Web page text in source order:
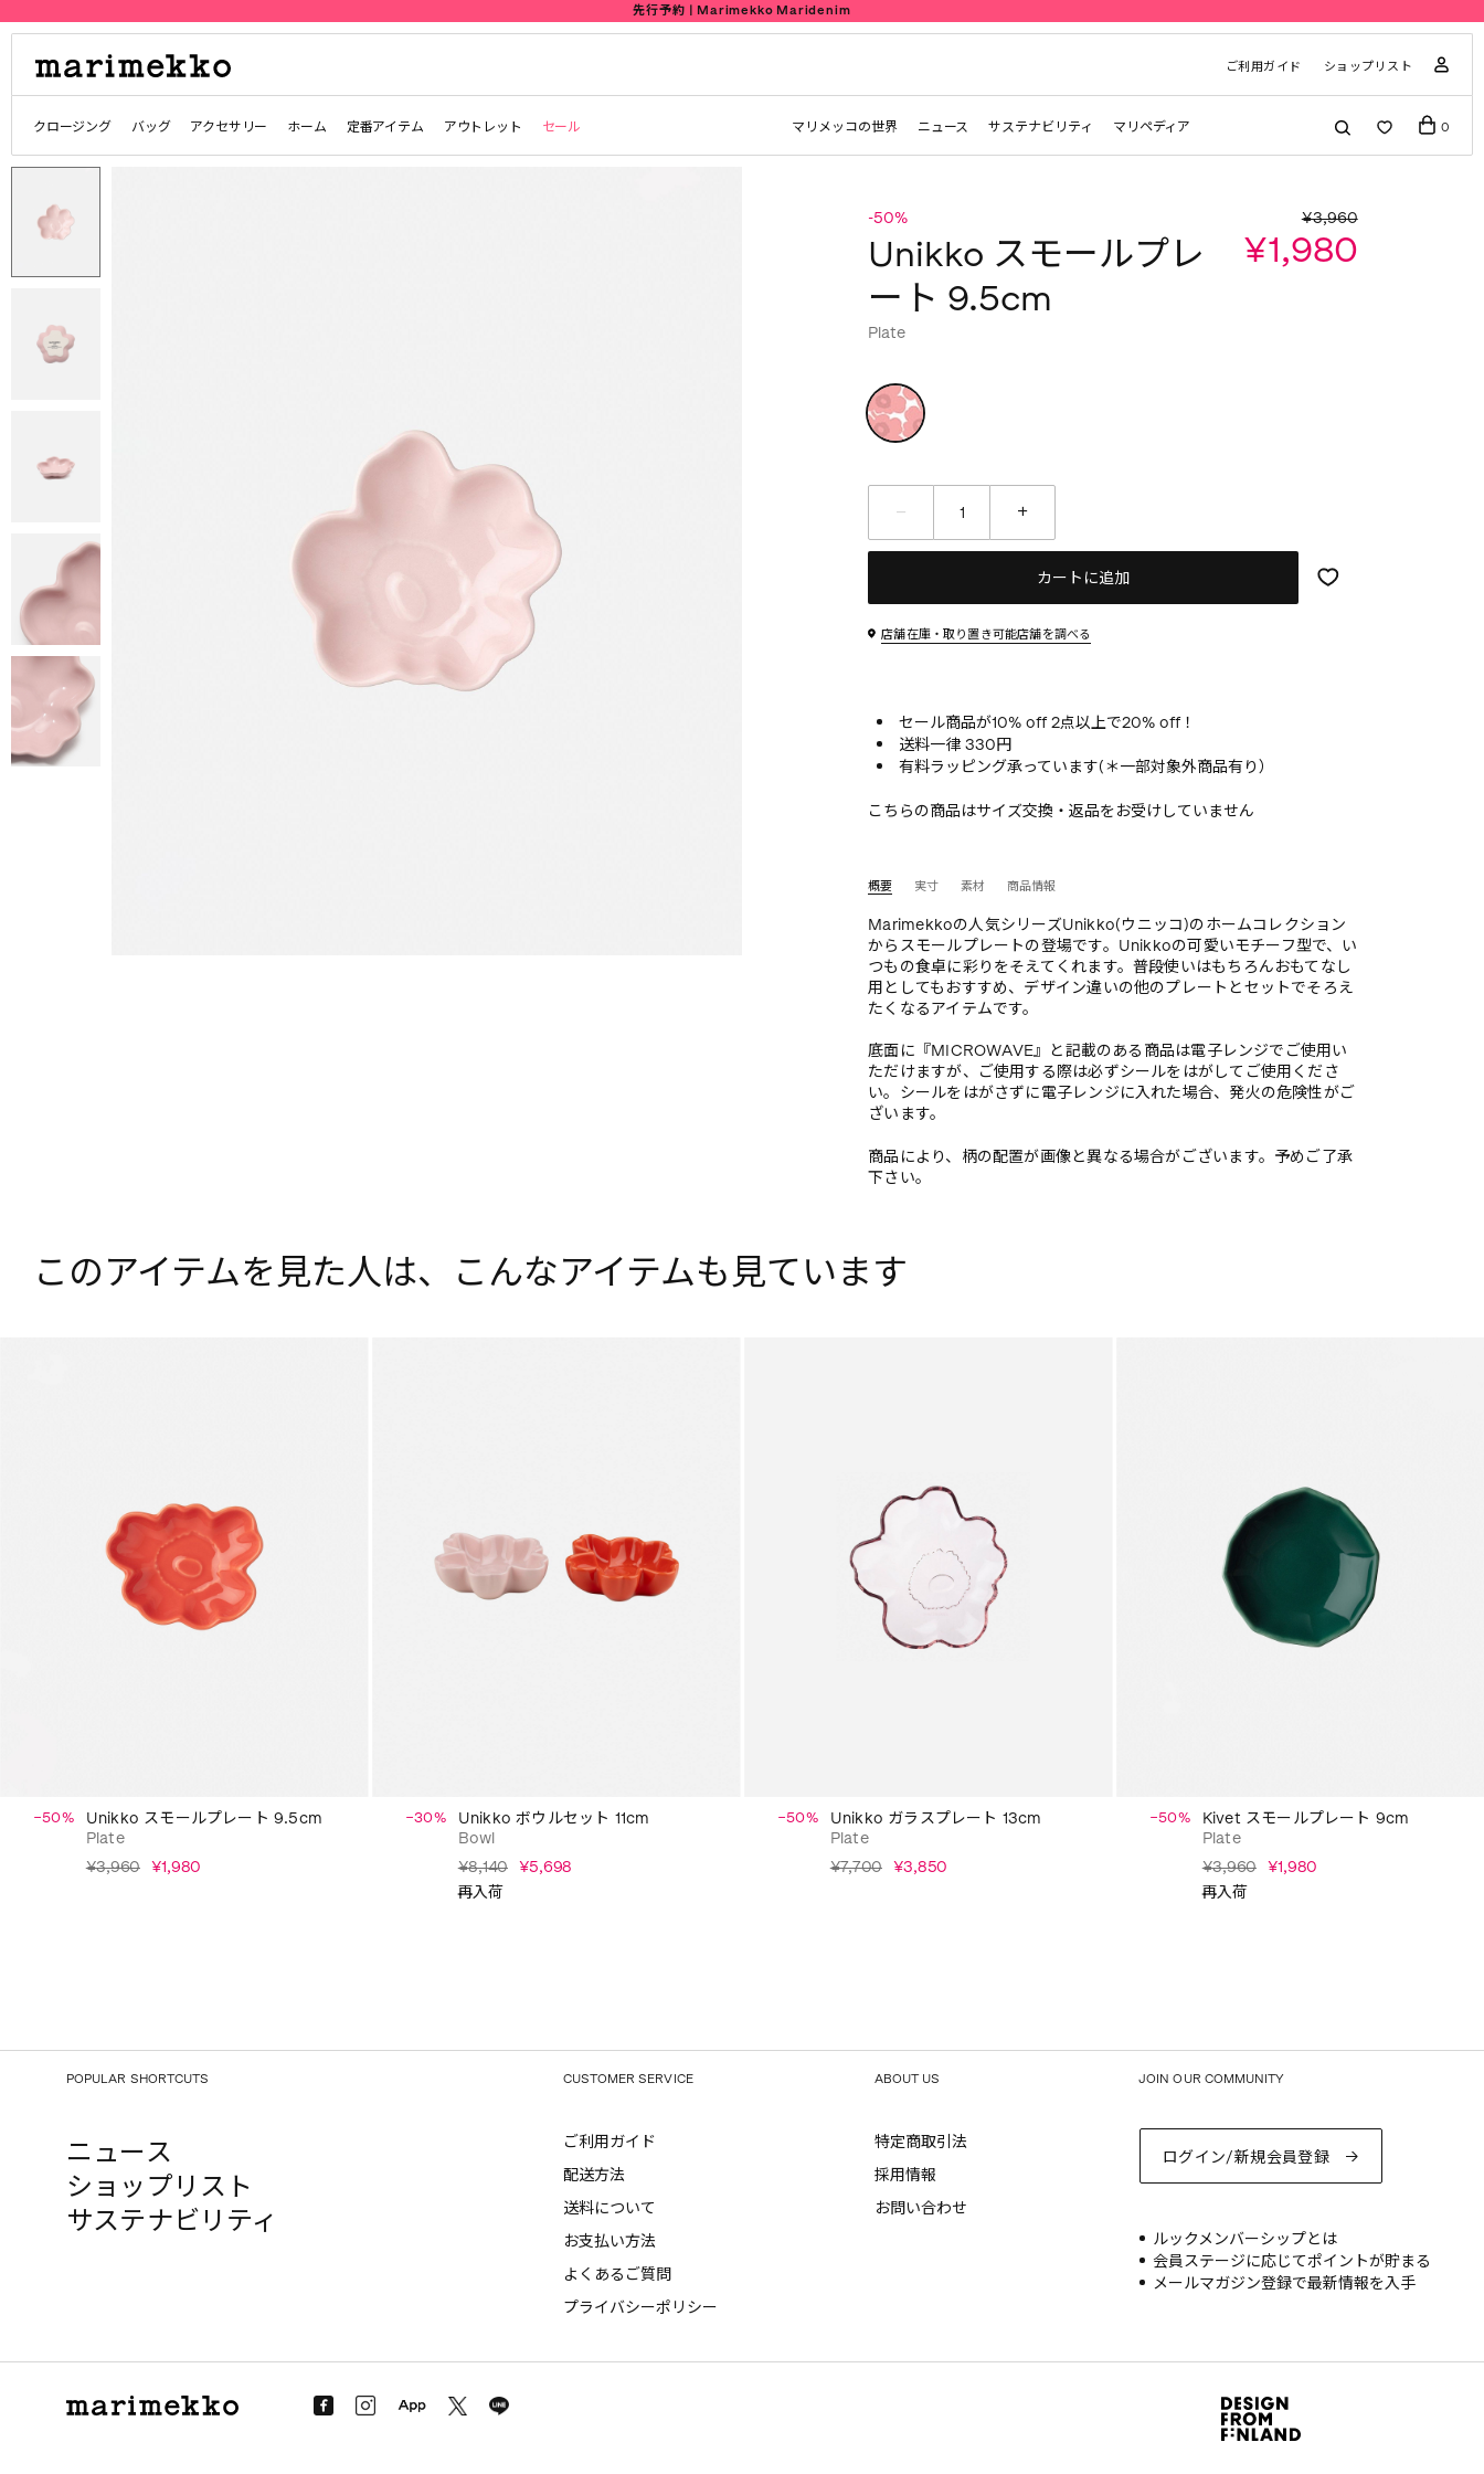
先行予約 | Marimekko Maridenim
ご利用ガイド ショップリスト
クロージング バッグ アクセサリー ホーム 定番アイテム アウトレット セール マリメッコの世界 ニュース サステナビリティ マリペディア 0
-50% ¥3,960
Unikko スモールプレ
ート 9.5cm
¥1,980
Plate
カートに追加
店舗在庫・取り置き可能店舗を調べる
セール商品が10% off 2点以上で20% off！
送料一律 330円
有料ラッピング承っています(＊一部対象外商品有り）
こちらの商品はサイズ交換・返品をお受けしていません
概要
Marimekkoの人気シリーズUnikko(ウニッコ)のホームコレクション
からスモールプレートの登場です。Unikkoの可愛いモチーフ型で、い
つもの食卓に彩りをそえてくれます。普段使いはもちろんおもてなし
用としてもおすすめ、デザイン違いの他のプレートとセットでそろえ
たくなるアイテムです。
底面に『MICROWAVE』と記載のある商品は電子レンジでご使用い
ただけますが、ご使用する際は必ずシールをはがしてご使用くださ
い。シールをはがさずに電子レンジに入れた場合、発火の危険性がご
ざいます。
商品により、柄の配置が画像と異なる場合がございます。予めご了承
下さい。
実寸 素材 商品情報
このアイテムを見た人は、 こんなアイテムも見ています
−50%
Unikko スモールプレート 9.5cm
Plate
¥3,960 ¥1,980
−30%
Unikko ボウルセット 11cm
Bowl
¥8,140 ¥5,698
再入荷
−50%
Unikko ガラスプレート 13cm
Plate
¥7,700 ¥3,850
−50%
Kivet スモールプレート 9cm
Plate
¥3,960 ¥1,980
再入荷
POPULAR SHORTCUTS
ニュース
ショップリスト
サステナビリティ
CUSTOMER SERVICE
ご利用ガイド
配送方法
送料について
お支払い方法
よくあるご質問
プライバシーポリシー
ABOUT US
特定商取引法
採用情報
お問い合わせ
JOIN OUR COMMUNITY
ログイン/新規会員登録
ルックメンバーシップとは
会員ステージに応じてポイントが貯まる
メールマガジン登録で最新情報を入手